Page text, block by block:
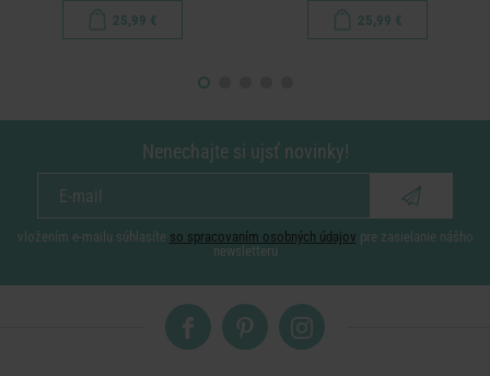
25,99 € 25,99 €
Nenechajte si ujsť novinky!
vložením e-mailu súhlasíte so spracovaním osobných údajov pre zasielanie nášho
newsletteru